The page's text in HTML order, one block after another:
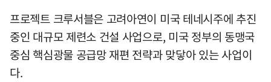
프로젝트 크루서블은 고려아연이 미국 테네시주에 추진
중인 대규모 제련소 건설 사업으로, 미국 정부의 동맹국
중심 핵심광물 공급망 재편 전략과 맞닿아 있는 사업이
다.